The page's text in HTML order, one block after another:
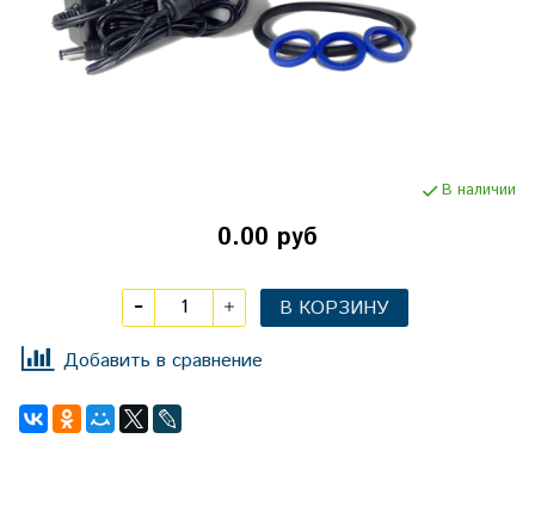
В наличии
0.00 руб
В КОРЗИНУ
Добавить в сравнение